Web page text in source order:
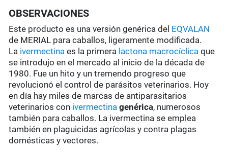
OBSERVACIONES
Este producto es una versión genérica del EQVALAN
de MERIAL para caballos, ligeramente modificada.
La ivermectina es la primera lactona macrocíclica que
se introdujo en el mercado al inicio de la década de
1980. Fue un hito y un tremendo progreso que
revolucionó el control de parásitos veterinarios. Hoy
en día hay miles de marcas de antiparasitarios
veterinarios con ivermectina genérica, numerosos
también para caballos. La ivermectina se emplea
también en plaguicidas agrícolas y contra plagas
domésticas y vectores.